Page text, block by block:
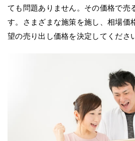
ても問題ありません。その価格で売
す。さまざまな施策を施し、相場価
望の売り出し価格を決定してくださ